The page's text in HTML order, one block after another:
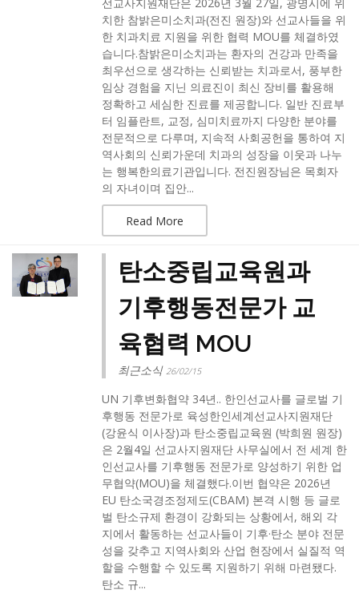
치한 참밝은미소치과(전진 원장)와 선교사들을 위
한 치과치료 지원을 위한 협력 MOU를 체결하였
습니다.​참밝은미소치과는 환자의 건강과 만족을
최우선으로 생각하는 신뢰받는 치과로서, 풍부한
임상 경험을 지닌 의료진이 최신 장비를 활용해
정확하고 세심한 진료를 제공합니다. 일반 진료부
터 임플란트, 교정, 심미치료까지 다양한 분야를
전문적으로 다루며, 지속적 사회공헌을 통하여 지
역사회의 신뢰가운데 치과의 성장을 이웃과 나누
는 행복한의료기관입니다. ​전진원장님은 목회자
의 자녀이며 집안...
Read More
탄소중립교육원과
기후행동전문가 교
육협력 MOU
최근소식 26/02/15
UN 기후변화협약 34년.. 한인선교사를 글로벌 기
후행동 전문가로 육성​한인세계선교사지원재단
(강윤식 이사장)과 탄소중립교육원 (박희원 원장)
은 2월4일 선교사지원재단 사무실에서 전 세계 한
인선교사를 기후행동 전문가로 양성하기 위한 업
무협약(MOU)을 체결했다.​이번 협약은 2026년
EU 탄소국경조정제도(CBAM) 본격 시행 등 글로
벌 탄소규제 환경이 강화되는 상황에서, 해외 각
지에서 활동하는 선교사들이 기후·탄소 분야 전문
성을 갖추고 지역사회와 산업 현장에서 실질적 역
할을 수행할 수 있도록 지원하기 위해 마련됐다.​
탄소 규...